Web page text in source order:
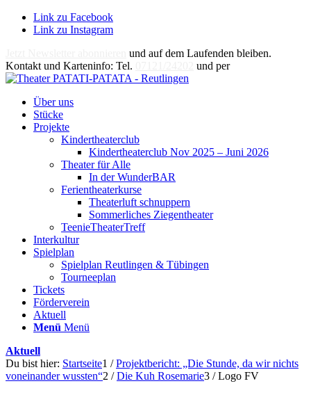
Link zu Facebook
Link zu Instagram
und auf dem Laufenden bleiben.
Kontakt und Karteninfo: Tel.
und per
Über uns
Stücke
Projekte
Kindertheaterclub
Kindertheaterclub Nov 2025 – Juni 2026
Theater für Alle
In der WunderBAR
Ferientheaterkurse
Theaterluft schnuppern
Sommerliches Ziegentheater
TeenieTheaterTreff
Interkultur
Spielplan
Spielplan Reutlingen & Tübingen
Tourneeplan
Tickets
Förderverein
Aktuell
Menü Menü
Aktuell
Du bist hier: Startseite1 / Projektbericht: „Die Stunde, da wir nichts
voneinander wussten“2 / Die Kuh Rosemarie3 / Logo FV